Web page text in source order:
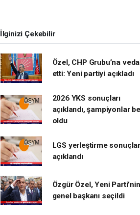
İlginizi Çekebilir
Özel, CHP Grubu’na veda
etti: Yeni partiyi açıkladı
2026 YKS sonuçları
açıklandı, şampiyonlar
oldu
LGS yerleştirme
açıklandı
Özgür Özel, Yeni Parti’nin
genel başkanı seçildi